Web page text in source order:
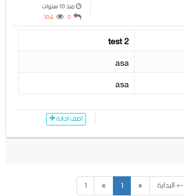
منذ 10 سنوات
0
104
test 2
asa
asa
اضف اجابة
← البداية «
1
»
1